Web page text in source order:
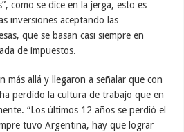
como se dice en la jerga, esto es
inversiones aceptando las
que se basan casi siempre en
de impuestos.
más allá y llegaron a señalar que con
perdido la cultura de trabajo que en
“Los últimos 12 años se perdió el
tuvo Argentina, hay que lograr